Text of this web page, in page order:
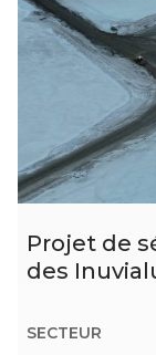
Projet de
des
SECTEUR